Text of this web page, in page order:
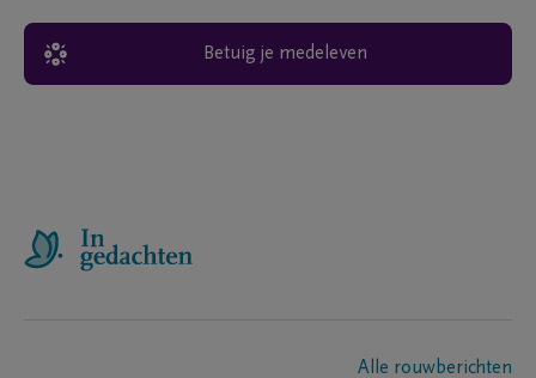
Betuig je medeleven
Alle rouwberichten